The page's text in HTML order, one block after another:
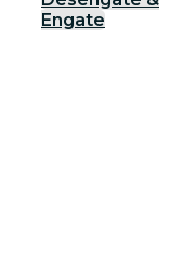
Engate